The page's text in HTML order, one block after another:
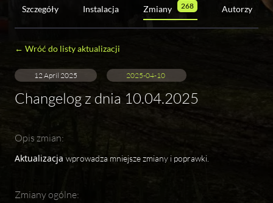
Szczegóły Instalacja Zmiany 268 Autorzy
← Wróć do listy aktualizacji
12 April 2025 2025-04-10
Changelog z dnia 10.04.2025
Opis zmian:
Aktualizacja wprowadza mniejsze zmiany i poprawki.
Zmiany ogólne: